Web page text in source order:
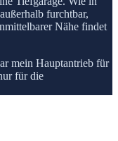
furchtbar,
Nähe findet
mein Hauptantrieb für
für die